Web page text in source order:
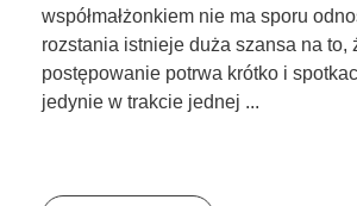
współmałżonkiem nie ma sporu
rozstania istnieje duża szansa na to,
postępowanie potrwa krótko i
jedynie w trakcie jednej ...